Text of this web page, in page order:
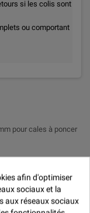
si les colis sont
ou comportant
pour cales à poncer
afin d'optimiser
sociaux et la
aux réseaux sociaux